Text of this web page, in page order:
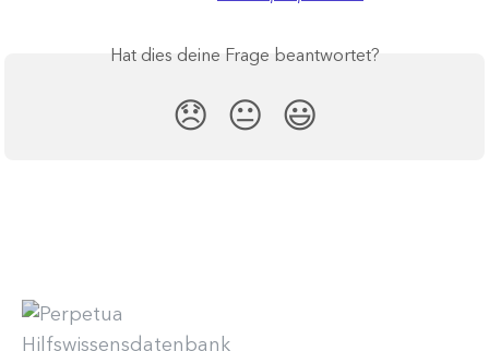
Hat dies deine Frage beantwortet?
😞 😐 😃